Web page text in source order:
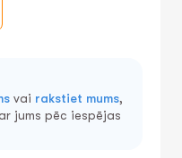
vai rakstiet mums,
jums pēc iespējas